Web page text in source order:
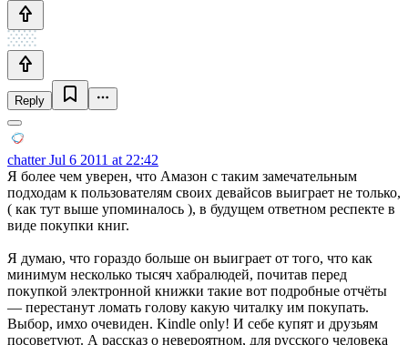
Reply
chatterJul 6 2011 at 22:42
Я более чем уверен, что Амазон с таким замечательным
подходам к пользователям своих девайсов выиграет не только,
( как тут выше упоминалось ), в будущем ответном респекте в
виде покупки книг.
Я думаю, что гораздо больше он выиграет от того, что как
минимум несколько тысяч хабралюдей, почитав перед
покупкой электронной книжки такие вот подробные отчёты
— перестанут ломать голову какую читалку им покупать.
Выбор, имхо очевиден. Kindle only! И себе купят и друзьям
посоветуют. А рассказ о невероятном, для русского человека